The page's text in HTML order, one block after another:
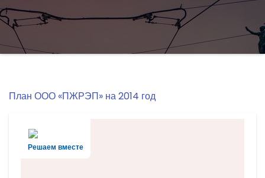
План ООО «ПЖРЭП» на 2014 год
Решаем вместе